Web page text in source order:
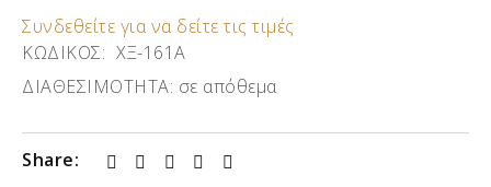
Συνδεθείτε για να δείτε τις τιμές
ΚΩΔΙΚΟΣ: ΧΞ-161Α
ΔΙΑΘΕΣΙΜΟΤΗΤΑ: σε απόθεμα
Share: